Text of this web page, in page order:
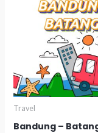
Travel
Bandung –